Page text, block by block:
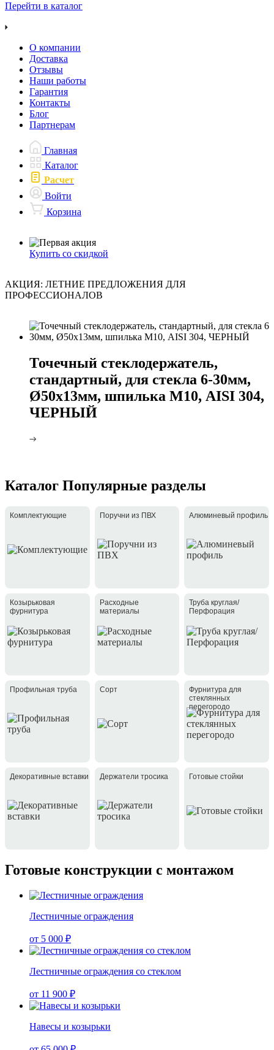
Перейти в каталог
О компании
Доставка
Отзывы
Наши работы
Гарантия
Контакты
Блог
Партнерам
Главная
Каталог
Расчет
Войти
Корзина
Купить со скидкой
АКЦИЯ: ЛЕТНИЕ ПРЕДЛОЖЕНИЯ ДЛЯ
ПРОФЕССИОНАЛОВ
Точечный стеклодержатель,
стандартный, для стекла 6-30мм,
Ø50х13мм, шпилька М10, AISI 304,
ЧЕРНЫЙ
Каталог Популярные разделы
Комплектующие Поручни из ПВХ Алюминевый профиль
Козырьковая
фурнитура
Расходные
материалы
Труба круглая/
Перфорация
Профильная труба Сорт
Фурнитура для
стеклянных
перегородо
Декоративные вставки Держатели тросика Готовые стойки
Готовые конструкции с монтажом
Лестничные ограждения
от 5 000 ₽
Лестничные ограждения со стеклом
от 11 900 ₽
Навесы и козырьки